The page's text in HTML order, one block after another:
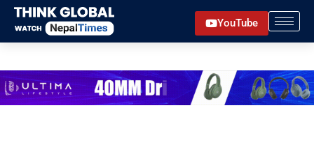
Skip
content
YouTube